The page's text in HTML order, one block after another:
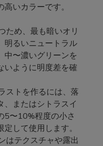
いカラーです。
め、最も暗いオリ
明るいニュートラル
中〜濃いグリーンを
いように明度差を確
トを作るには、落
、またはシトラスイ
5〜10%程度の小さ
して使用します。
テクスチャや露出